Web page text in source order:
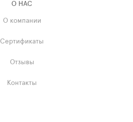
О НАС
О компании
Сертификаты
Отзывы
Контакты